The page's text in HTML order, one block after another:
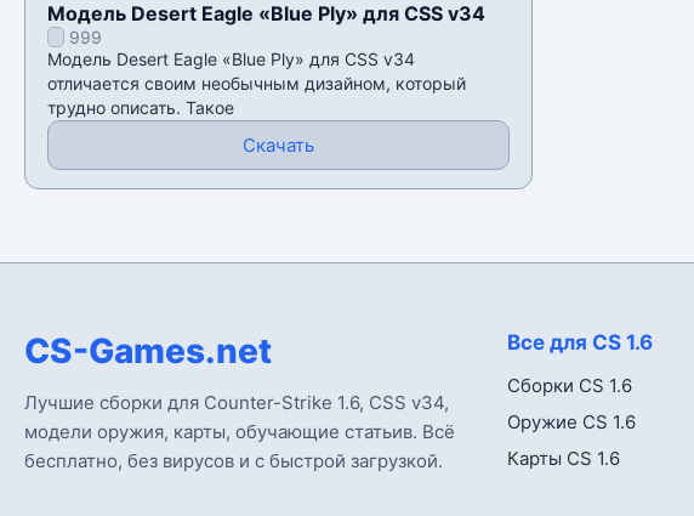
Модель Desert Eagle «Blue Ply» для CSS v34
999
Модель Desert Eagle «Blue Ply» для CSS v34
отличается своим необычным дизайном, который
трудно описать. Такое
Скачать
CS-Games.net
Лучшие сборки для Counter-Strike 1.6, CSS v34,
модели оружия, карты, обучающие статьив. Всё
бесплатно, без вирусов и с быстрой загрузкой.
Все для CS 1.6
Сборки CS 1.6
Оружие CS 1.6
Карты CS 1.6